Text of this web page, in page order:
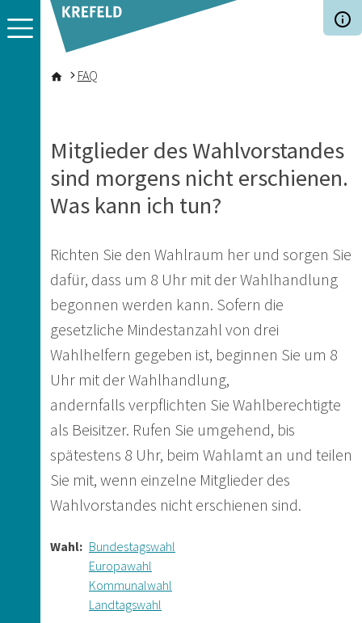
Direkt zum Inhalt
Pfadnavigation
FAQ
Mitglieder des Wahlvorstandes
sind morgens nicht erschienen.
Was kann ich tun?
Richten Sie den Wahlraum her und sorgen Sie
dafür, dass um 8 Uhr mit der Wahlhandlung
begonnen werden kann. Sofern die
gesetzliche Mindestanzahl von drei
Wahlhelfern gegeben ist, beginnen Sie um 8
Uhr mit der Wahlhandlung,
andernfalls verpflichten Sie Wahlberechtigte
als Beisitzer. Rufen Sie umgehend, bis
spätestens 8 Uhr, beim Wahlamt an und teilen
Sie mit, wenn einzelne Mitglieder des
Wahlvorstandes nicht erschienen sind.
Wahl
Bundestagswahl
Europawahl
Kommunalwahl
Landtagswahl